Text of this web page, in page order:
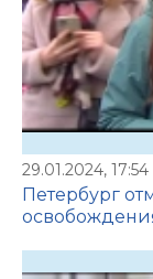
29.01.2024, 17:54
Петербург